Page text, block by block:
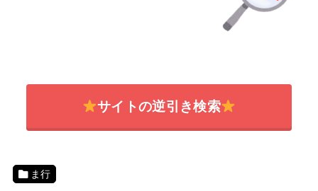
サイトの逆引き検索
ま行